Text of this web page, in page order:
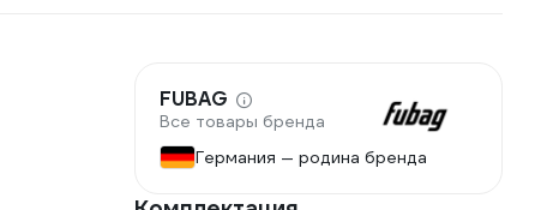
FUBAG
Все товары бренда
Германия — родина бренда